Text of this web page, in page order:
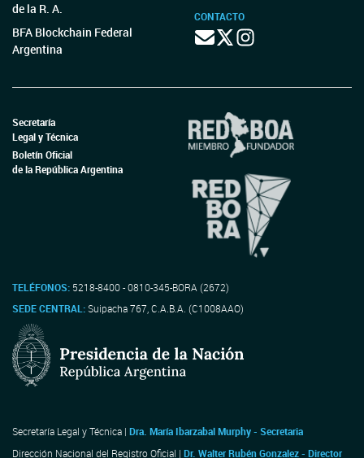
de la R. A.
BFA Blockchain Federal
Argentina
CONTACTO
Secretaría
Legal y Técnica
Boletín Oficial
de la República Argentina
TELÉFONOS: 5218-8400 - 0810-345-BORA (2672)
SEDE CENTRAL:Suipacha 767, C.A.B.A. (C1008AAO)
Secretaría Legal y Técnica | Dra. María Ibarzabal Murphy - Secretaria
Dirección Nacional del Registro Oficial | Dr. Walter Rubén Gonzalez - Director